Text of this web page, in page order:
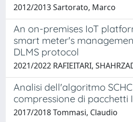
2012/2013 Sartorato, Marco
An on-premises IoT
smart meter's
DLMS protocol
2021/2022 RAFIEITARI,
Analisi dell'algoritmo
compressione di pacchetti
2017/2018 Tommasi, Claudio